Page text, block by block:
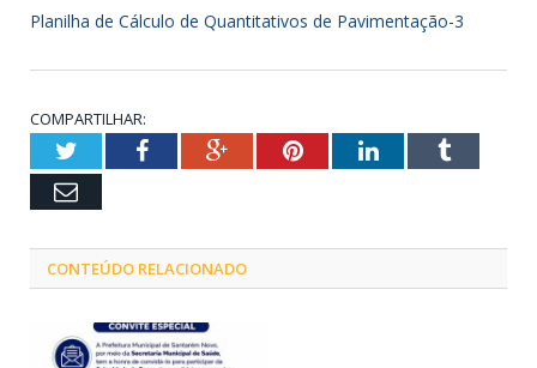
Planilha de Cálculo de Quantitativos de Pavimentação-3
COMPARTILHAR:
TwitterFacebookGoogle+PinterestLinkedInTumblr
Email
CONTEÚDO RELACIONADO